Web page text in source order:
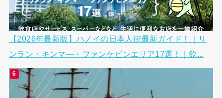
【2026年最新版】ハノイの日本人街最新ガイド！｜リ
ンラン・キンマ―・ファンケビンエリア17選！｜飲...